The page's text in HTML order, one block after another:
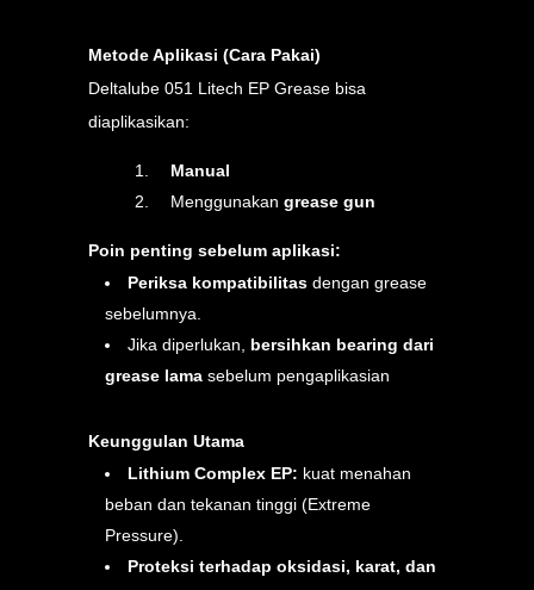
Metode Aplikasi (Cara Pakai)
Deltalube 051 Litech EP Grease bisa
diaplikasikan:
Manual
Menggunakan grease gun
Poin penting sebelum aplikasi:
Periksa kompatibilitas dengan grease
sebelumnya.
Jika diperlukan, bersihkan bearing dari
grease lama sebelum pengaplikasian
Keunggulan Utama
Lithium Complex EP: kuat menahan
beban dan tekanan tinggi (Extreme
Pressure).
Proteksi terhadap oksidasi, karat, dan